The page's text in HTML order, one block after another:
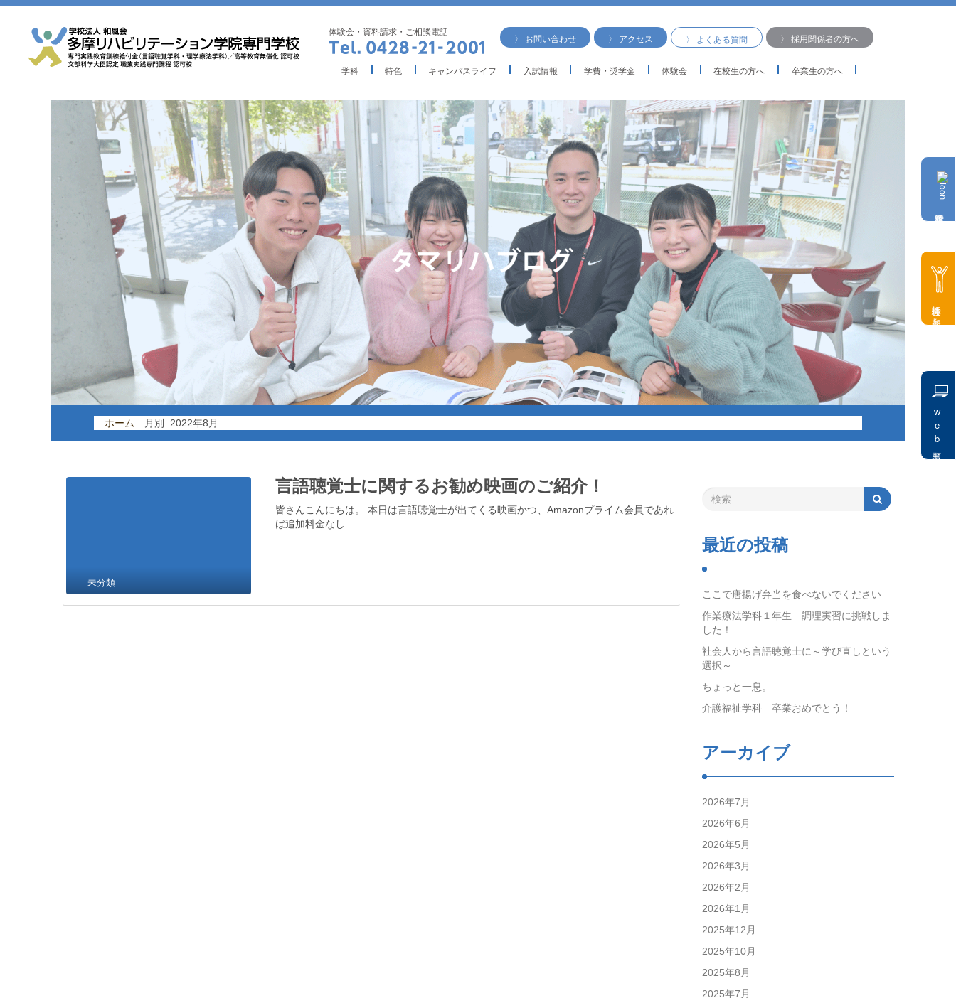
体験会・資料請求・ご相談電話
〉 お問い合わせ 〉 アクセス 〉 よくある質問 〉 採用関係者の方へ
学科 特色 キャンパスライフ 入試情報 学費・奨学金 体験会 在校生の方へ 卒業生の方へ
体験会に参加
web出願
ホーム 月別: 2022年8月
未分類
言語聴覚士に関するお勧め映画のご紹介！
皆さんこんにちは。 本日は言語聴覚士が出てくる映画かつ、Amazonプライム会員であれ
ば追加料金なし …
最近の投稿
ここで唐揚げ弁当を食べないでください
作業療法学科１年生 調理実習に挑戦しま
した！
社会人から言語聴覚士に～学び直しという
選択～
ちょっと一息。
介護福祉学科 卒業おめでとう！
アーカイブ
2026年7月
2026年6月
2026年5月
2026年3月
2026年2月
2026年1月
2025年12月
2025年10月
2025年8月
2025年7月